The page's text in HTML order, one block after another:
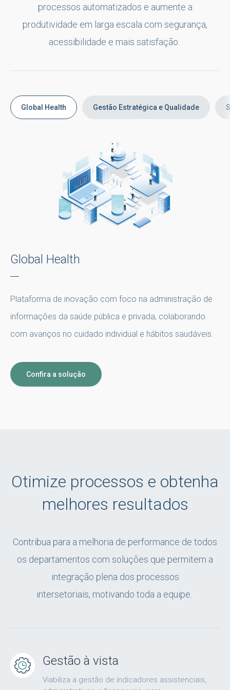
processos automatizados e aumente a
produtividade em larga escala com segurança,
acessibilidade e mais satisfação.
Global Health Gestão Estratégica e Qualidade
Global Health
Plataforma de inovação com foco na administração de
informações da saúde pública e privada, colaborando
com avanços no cuidado individual e hábitos saudáveis.
Confira a solução
Otimize processos e obtenha
melhores resultados
Contribua para a melhoria de performance de todos
os departamentos com soluções que permitem a
integração plena dos processos
intersetoriais, motivando toda a equipe.
Gestão à vista
Viabiliza a gestão de indicadores assistenciais,